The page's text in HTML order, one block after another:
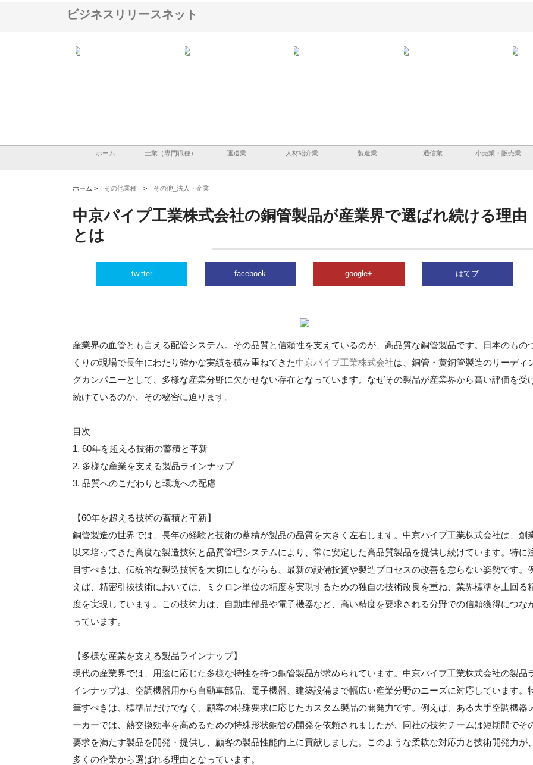
ビジネスリリースネット
ホーム 士業（専門職種） 運送業 人材紹介業 製造業 通信業 小売業・販売業
ホーム > その他業種 > その他_法人・企業
中京パイプ工業株式会社の銅管製品が産業界で選ばれ続ける理由
とは
twitter facebook google+ はてブ
産業界の血管とも言える配管システム。その品質と信頼性を支えているのが、高品質な銅管製品です。日本のもの
くりの現場で長年にわたり確かな実績を積み重ねてきた中京パイプ工業株式会社は、銅管・黄銅管製造のリーディ
グカンパニーとして、多様な産業分野に欠かせない存在となっています。なぜその製品が産業界から高い評価を受
続けているのか、その秘密に迫ります。
目次
1. 60年を超える技術の蓄積と革新
2. 多様な産業を支える製品ラインナップ
3. 品質へのこだわりと環境への配慮
【60年を超える技術の蓄積と革新】
銅管製造の世界では、長年の経験と技術の蓄積が製品の品質を大きく左右します。中京パイプ工業株式会社は、創
以来培ってきた高度な製造技術と品質管理システムにより、常に安定した高品質製品を提供し続けています。特に
目すべきは、伝統的な製造技術を大切にしながらも、最新の設備投資や製造プロセスの改善を怠らない姿勢です。
えば、精密引抜技術においては、ミクロン単位の精度を実現するための独自の技術改良を重ね、業界標準を上回る
度を実現しています。この技術力は、自動車部品や電子機器など、高い精度を要求される分野での信頼獲得につな
っています。
【多様な産業を支える製品ラインナップ】
現代の産業界では、用途に応じた多様な特性を持つ銅管製品が求められています。中京パイプ工業株式会社の製品
インナップは、空調機器用から自動車部品、電子機器、建築設備まで幅広い産業分野のニーズに対応しています。
筆すべきは、標準品だけでなく、顧客の特殊要求に応じたカスタム製品の開発力です。例えば、ある大手空調機器
ーカーでは、熱交換効率を高めるための特殊形状銅管の開発を依頼されましたが、同社の技術チームは短期間でそ
要求を満たす製品を開発・提供し、顧客の製品性能向上に貢献しました。このような柔軟な対応力と技術開発力が、
多くの企業から選ばれる理由となっています。